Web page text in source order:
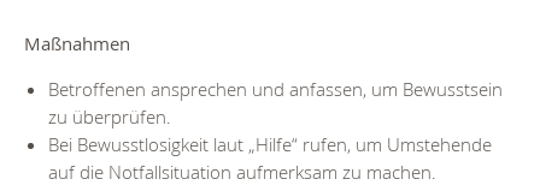
Maßnahmen
Betroffenen ansprechen und anfassen, um Bewusstsein
zu überprüfen.
Bei Bewusstlosigkeit laut „Hilfe“ rufen, um Umstehende
auf die Notfallsituation aufmerksam zu machen.